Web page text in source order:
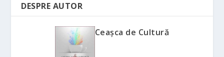
DESPRE AUTOR
Ceașca de Cultură